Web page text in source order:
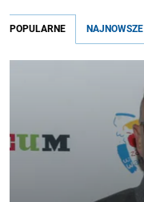
POPULARNE NAJNOWSZE